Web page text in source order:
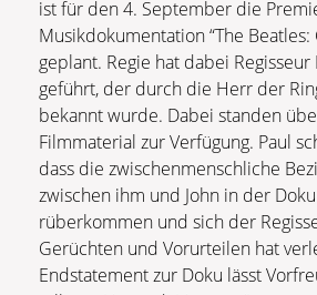
ist für den 4. September die
Musikdokumentation “The Beatles:
geplant. Regie hat dabei Regisseur
geführt, der durch die Herr der
bekannt wurde. Dabei standen
Filmmaterial zur Verfügung. Paul
dass die zwischenmenschliche
zwischen ihm und John in der
rüberkommen und sich der
Gerüchten und Vorurteilen hat
Endstatement zur Doku lässt